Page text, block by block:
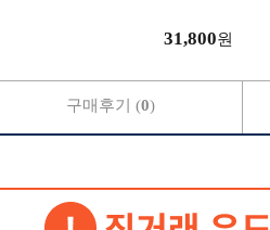
31,800원
구매후기 (0)